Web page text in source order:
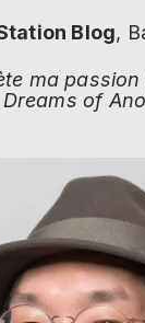
Blog,
ma
of